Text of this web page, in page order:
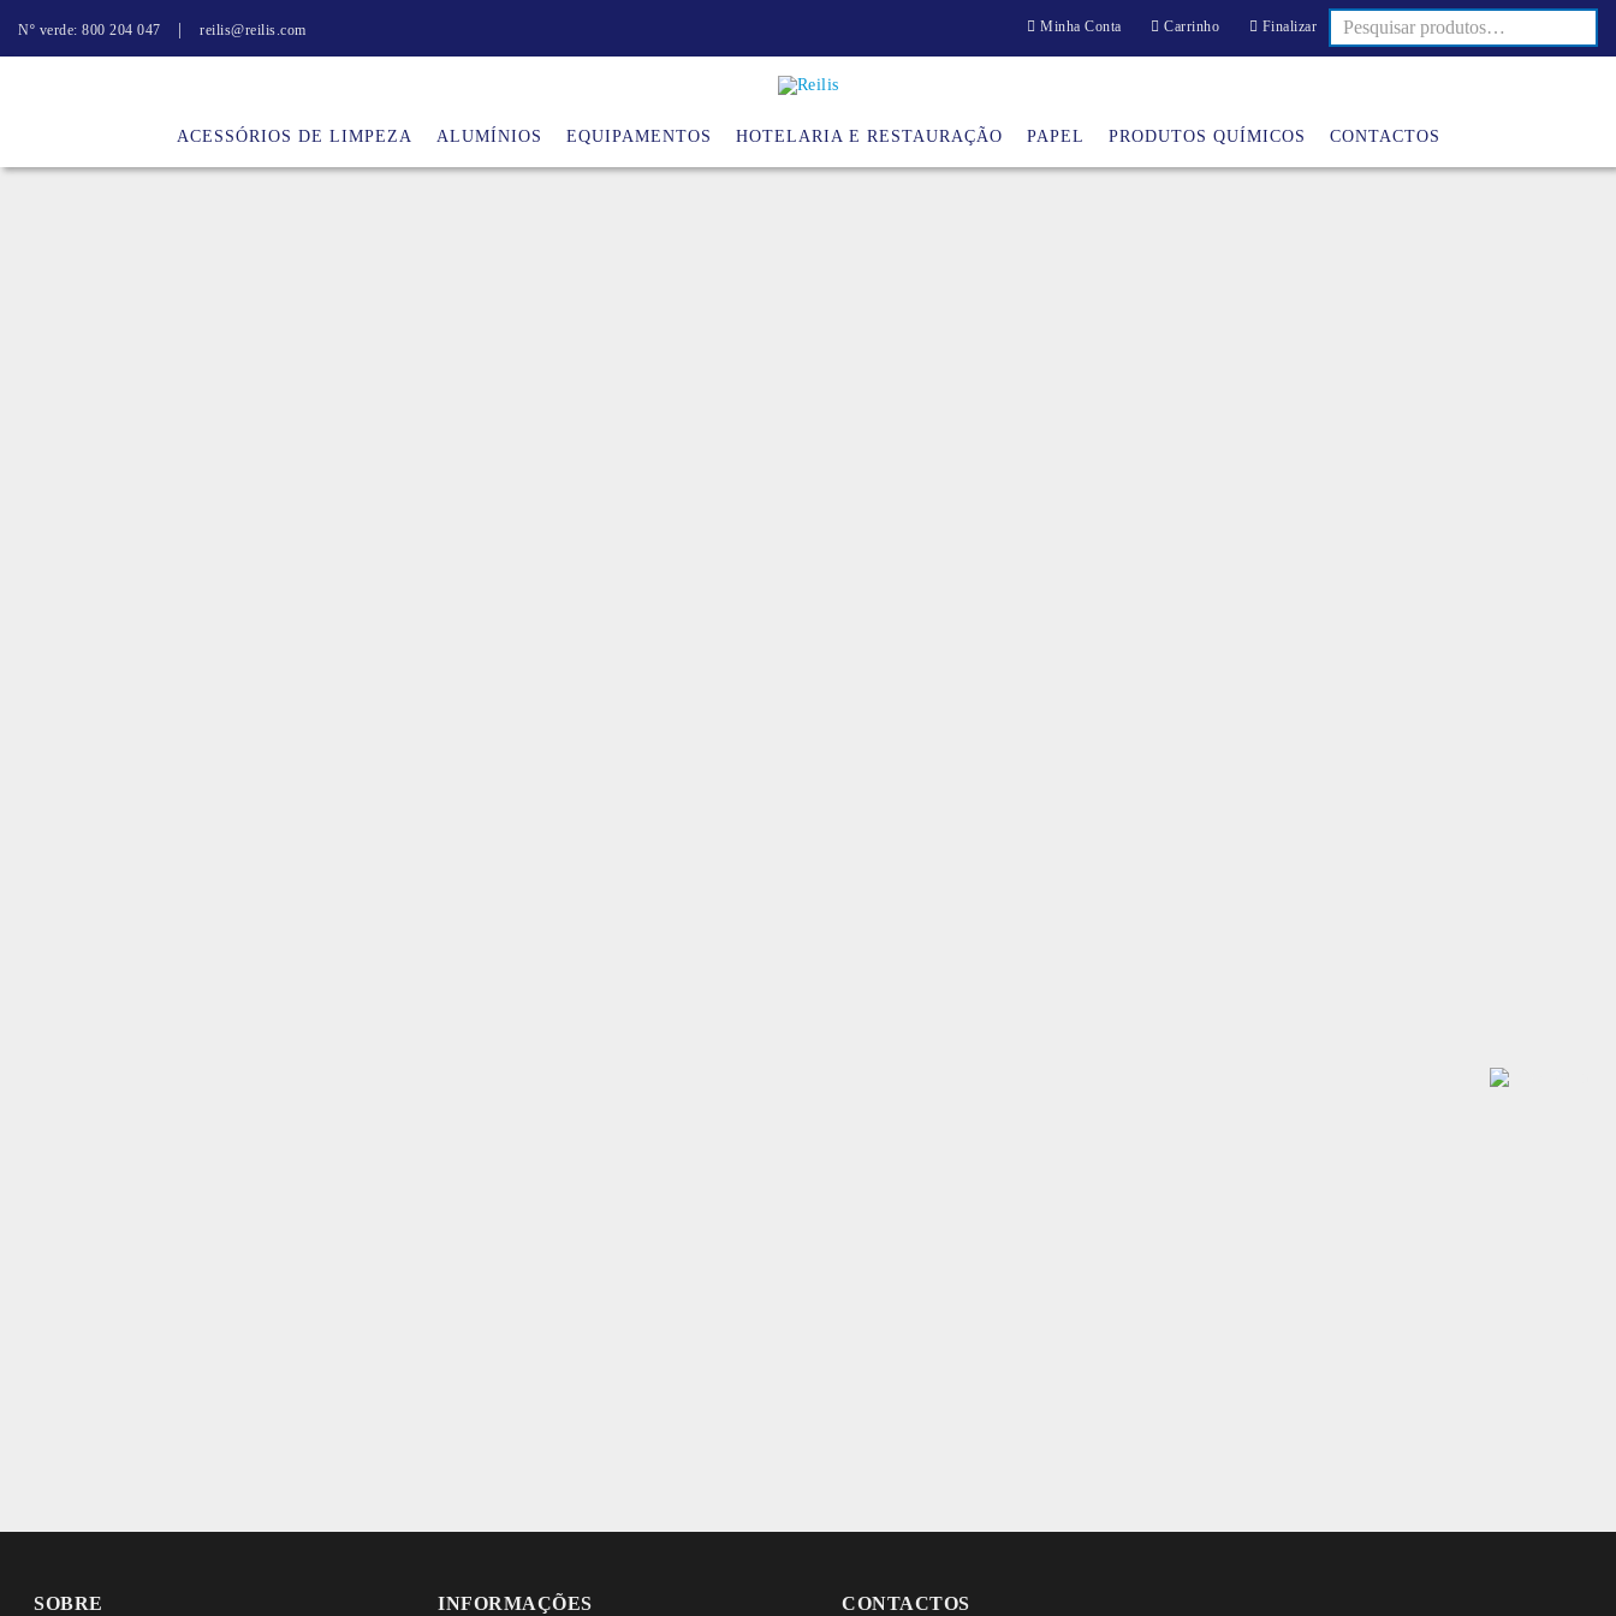
Nº verde: 800 204 047 reilis@reilis.com Minha Conta Carrinho Finalizar
ACESSÓRIOS DE LIMPEZA ALUMÍNIOS EQUIPAMENTOS HOTELARIA E RESTAURAÇÃO PAPEL PRODUTOS QUÍMICOS CONTACTOS
SOBRE INFORMAÇÕES CONTACTOS